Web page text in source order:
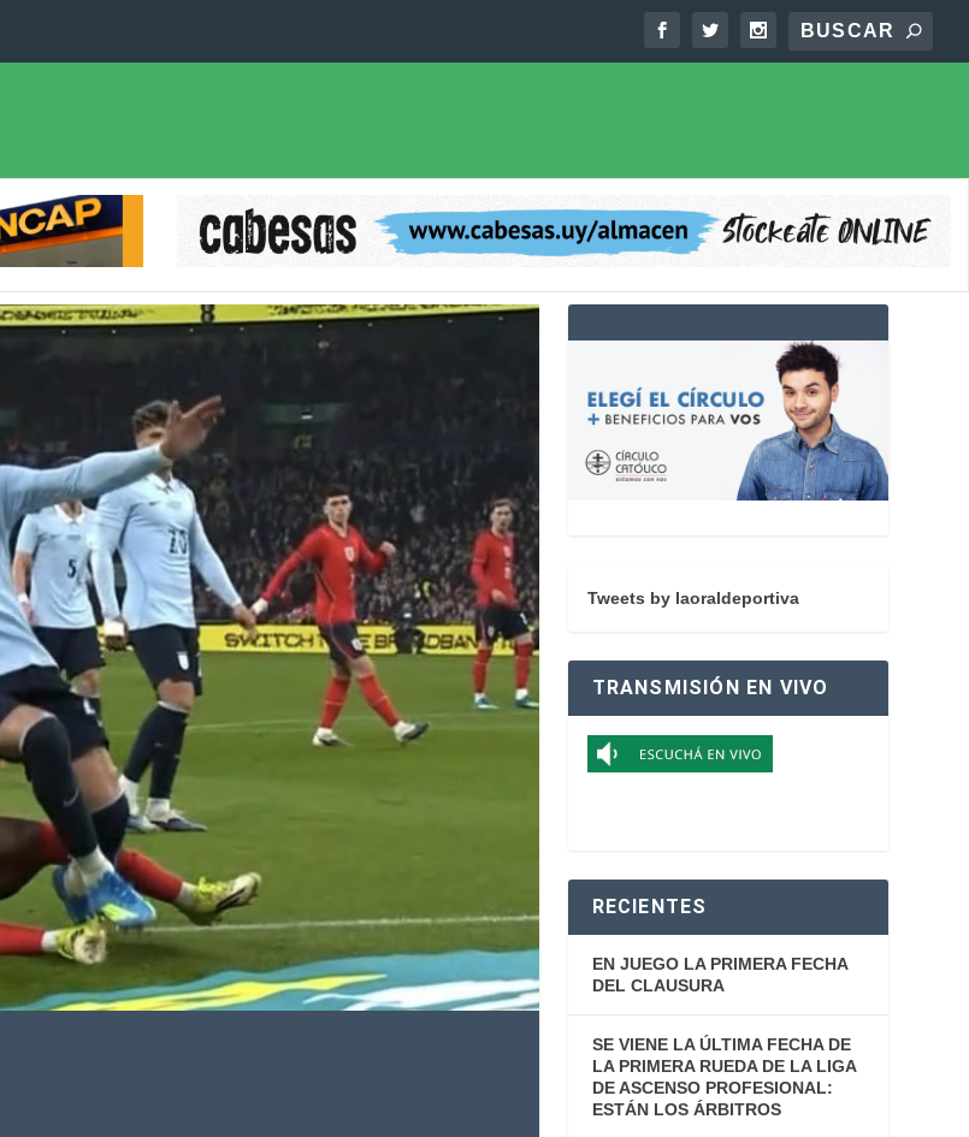
Tweets by laoraldeportiva
TRANSMISIÓN EN VIVO
RECIENTES
EN JUEGO LA PRIMERA FECHA
DEL CLAUSURA
SE VIENE LA ÚLTIMA FECHA DE
LA PRIMERA RUEDA DE LA LIGA
DE ASCENSO PROFESIONAL:
ESTÁN LOS ÁRBITROS